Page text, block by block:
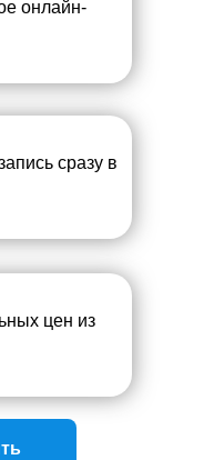
сразу в
цен из
онлайн-